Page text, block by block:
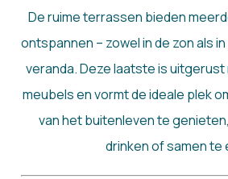
De ruime terrassen bieden
ontspannen – zowel in de zon als
veranda. Deze laatste is
meubels en vormt de ideale plek
van het buitenleven te
drinken of samen te